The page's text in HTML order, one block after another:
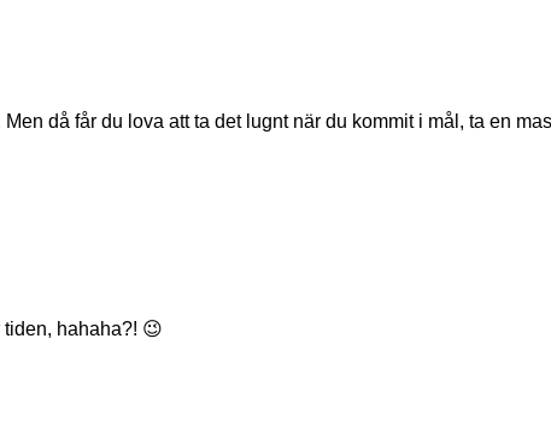
då får du lova att ta det lugnt när du kommit i mål, ta en
hahaha?! 😉